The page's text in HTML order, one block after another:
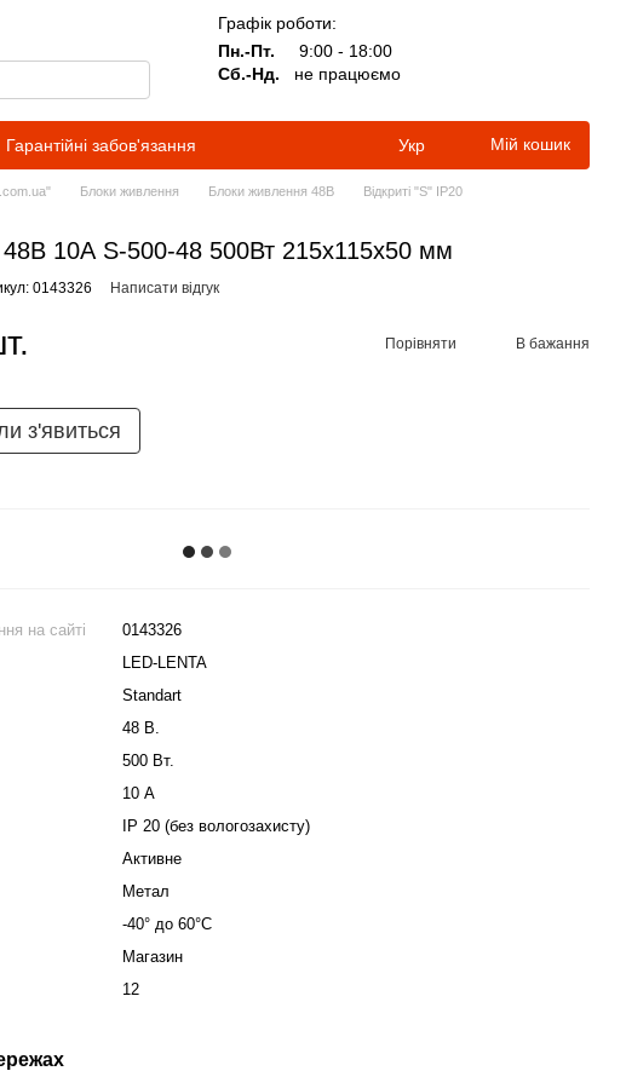
Графік роботи:
Пн.-Пт.
9:00 - 18:00
Сб.-Нд.
не працюємо
Гарантійні забов'язання
Укр Мій кошик
Блоки живлення Блоки живлення 48В
Відкриті "S" IP20
10А S-500-48 500Вт 215x115x50 мм
0143326 Написати відгук
Порівняти В бажання
з'явиться
на сайті
0143326
LED-LENTA
Standart
48 В.
500 Вт.
10 А
IP 20 (без вологозахисту)
Активне
Метал
-40° до 60°C
Магазин
12